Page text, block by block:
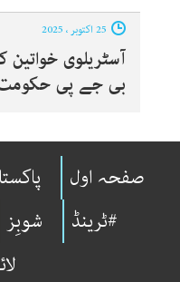
آسٹریلوی خواتین
بی جے پی حکومت
صفحہ اول
#ٹرینڈ
شوبِز